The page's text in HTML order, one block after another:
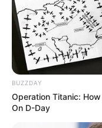
BUZZDAY
Operation Titanic:
On D-Day